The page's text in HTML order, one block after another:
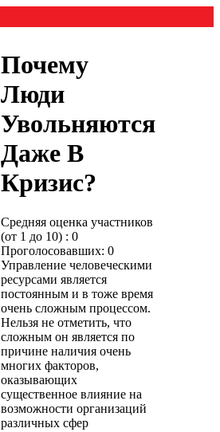
Почему
Люди
Увольняются
Даже В
Кризис?
Средняя оценка участников
(от 1 до 10) : 0
Проголосовавших: 0
Управление человеческими
ресурсами является
постоянным и в тоже время
очень сложным процессом.
Нельзя не отметить, что
сложным он является по
причине наличия очень
многих факторов,
оказывающих
существенное влияние на
возможности организаций
различных сфер